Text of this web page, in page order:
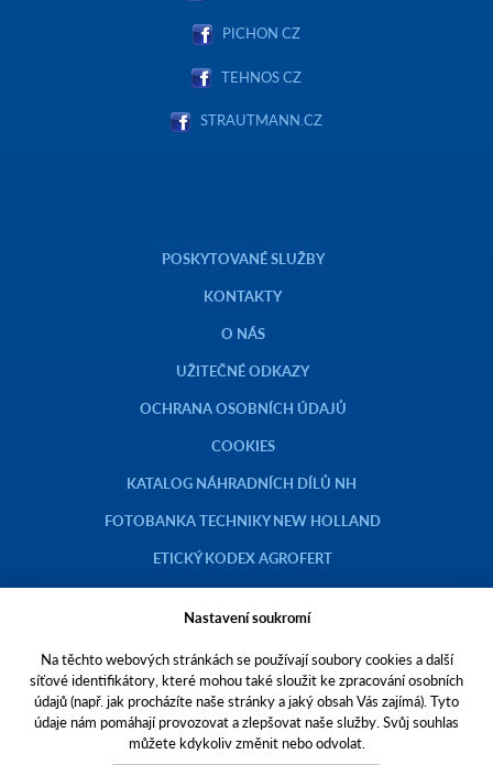
PICHON CZ
TEHNOS CZ
STRAUTMANN.CZ
POSKYTOVANÉ SLUŽBY
KONTAKTY
O NÁS
UŽITEČNÉ ODKAZY
OCHRANA OSOBNÍCH ÚDAJŮ
COOKIES
KATALOG NÁHRADNÍCH DÍLŮ NH
FOTOBANKA TECHNIKY NEW HOLLAND
ETICKÝ KODEX AGROFERT
Copyright © 2023 AGROTEC a.s.
Toto jsou internetové stránky společnosti AGROTEC a. s., se sídlem v
Hustopečích, Brněnská 74, PSČ 69301, IČO 00544957,
zapsané v OR vedeném Krajským soudem v Brně, oddíl B, vložka 138.
Nastavení soukromí
Na těchto webových stránkách se používají soubory cookies a další
síťové identifikátory, které mohou také sloužit ke zpracování osobních
údajů (např. jak procházíte naše stránky a jaký obsah Vás zajímá). Tyto
údaje nám pomáhají provozovat a zlepšovat naše služby. Svůj souhlas
můžete kdykoliv změnit nebo odvolat.